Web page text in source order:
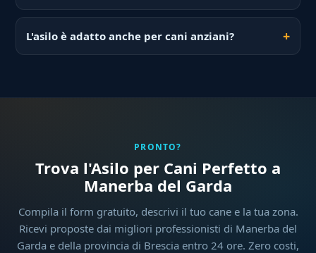
L'asilo è adatto anche per cani anziani?
PRONTO?
Trova l'Asilo per Cani Perfetto a
Manerba del Garda
Compila il form gratuito, descrivi il tuo cane e la tua zona.
Ricevi proposte dai migliori professionisti di Manerba del
Garda e della provincia di Brescia entro 24 ore. Zero costi,